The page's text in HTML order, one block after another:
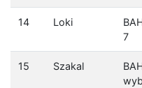
14 Loki
7
15 Szakal